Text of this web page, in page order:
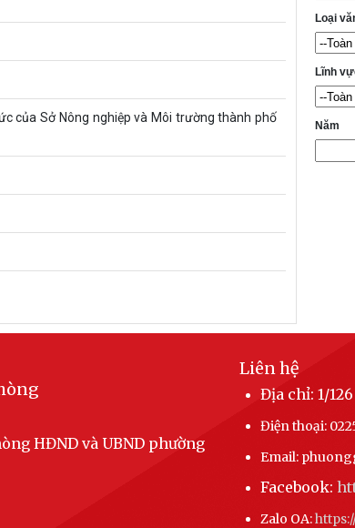
của Sở Nông nghiệp và Môi trường thành phố
Loại
Lĩnh
Năm
HĐND và UBND phường
Liên hệ
Địa chỉ: 1/
Điện thoại:
Email:
Facebook:
Zalo OA: